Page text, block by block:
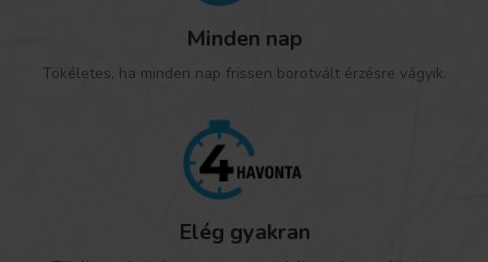
Minden nap
Tökéletes, ha minden nap frissen borotvált érzésre vágyik.
Elég gyakran